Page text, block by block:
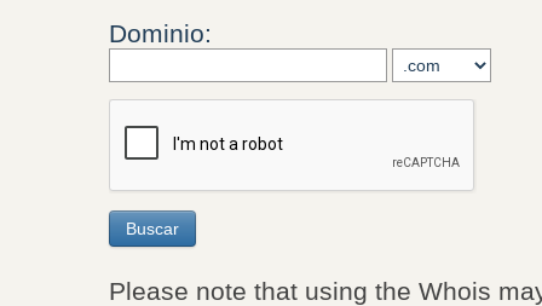
Dominio:
Please note that using the Whois